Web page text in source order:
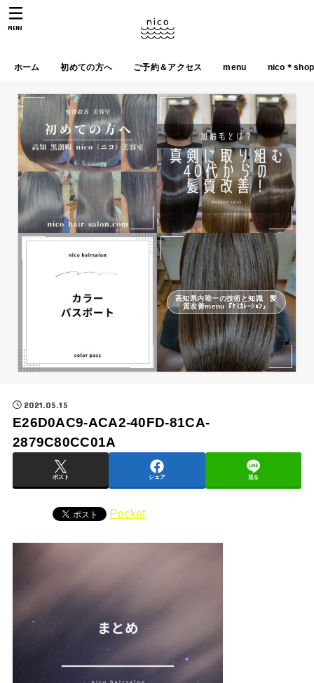
ホーム 初めての方へ ご予約＆アクセス menu nico＊shop
MENU
高知県内唯一の技術と知識 髪
質改善menu『ｹﾐｶﾚｰｼｮﾝ』
2021.05.15
E26D0AC9-ACA2-40FD-81CA-
2879C80CC01A
ポスト シェア 送る
Pocket